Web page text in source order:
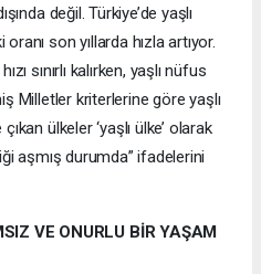
değil. Türkiye’de yaşlı
son yıllarda hızla artıyor.
sınırlı kalırken, yaşlı nüfus
Milletler kriterlerine göre yaşlı
ülkeler ‘yaşlı ülke’ olarak
aşmış durumda” ifadelerini
VE ONURLU BİR YAŞAM